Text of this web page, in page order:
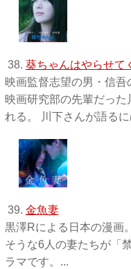
38. 葵ちゃんはやらせて
映画監督志望の男・信
映画研究部の先輩だっ
れる。 川下さんが語る
39. 金魚妻
黒澤Rによる日本の漫画
そうな6人の妻たちが「
ラマです。...